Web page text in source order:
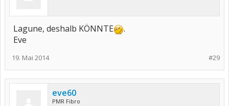
Lagune, deshalb KÖNNTE
.
Eve
#29
19. Mai 2014
eve60
PMR Fibro